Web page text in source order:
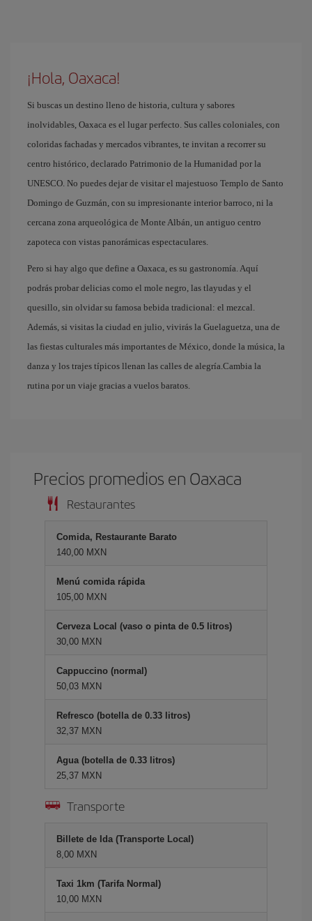
¡Hola, Oaxaca!
Si buscas un destino lleno de historia, cultura y sabores
inolvidables, Oaxaca es el lugar perfecto. Sus calles coloniales, con
coloridas fachadas y mercados vibrantes, te invitan a recorrer su
centro histórico, declarado Patrimonio de la Humanidad por la
UNESCO. No puedes dejar de visitar el majestuoso Templo de Santo
Domingo de Guzmán, con su impresionante interior barroco, ni la
cercana zona arqueológica de Monte Albán, un antiguo centro
zapoteca con vistas panorámicas espectaculares.
Pero si hay algo que define a Oaxaca, es su gastronomía. Aquí
podrás probar delicias como el mole negro, las tlayudas y el
quesillo, sin olvidar su famosa bebida tradicional: el mezcal.
Además, si visitas la ciudad en julio, vivirás la Guelaguetza, una de
las fiestas culturales más importantes de México, donde la música, la
danza y los trajes típicos llenan las calles de alegría.Cambia la
rutina por un viaje gracias a vuelos baratos.
Precios promedios en Oaxaca
Restaurantes
Comida, Restaurante Barato
140,00 MXN
Menú comida rápida
105,00 MXN
Cerveza Local (vaso o pinta de 0.5 litros)
30,00 MXN
Cappuccino (normal)
50,03 MXN
Refresco (botella de 0.33 litros)
32,37 MXN
Agua (botella de 0.33 litros)
25,37 MXN
Transporte
Billete de Ida (Transporte Local)
8,00 MXN
Taxi 1km (Tarifa Normal)
10,00 MXN